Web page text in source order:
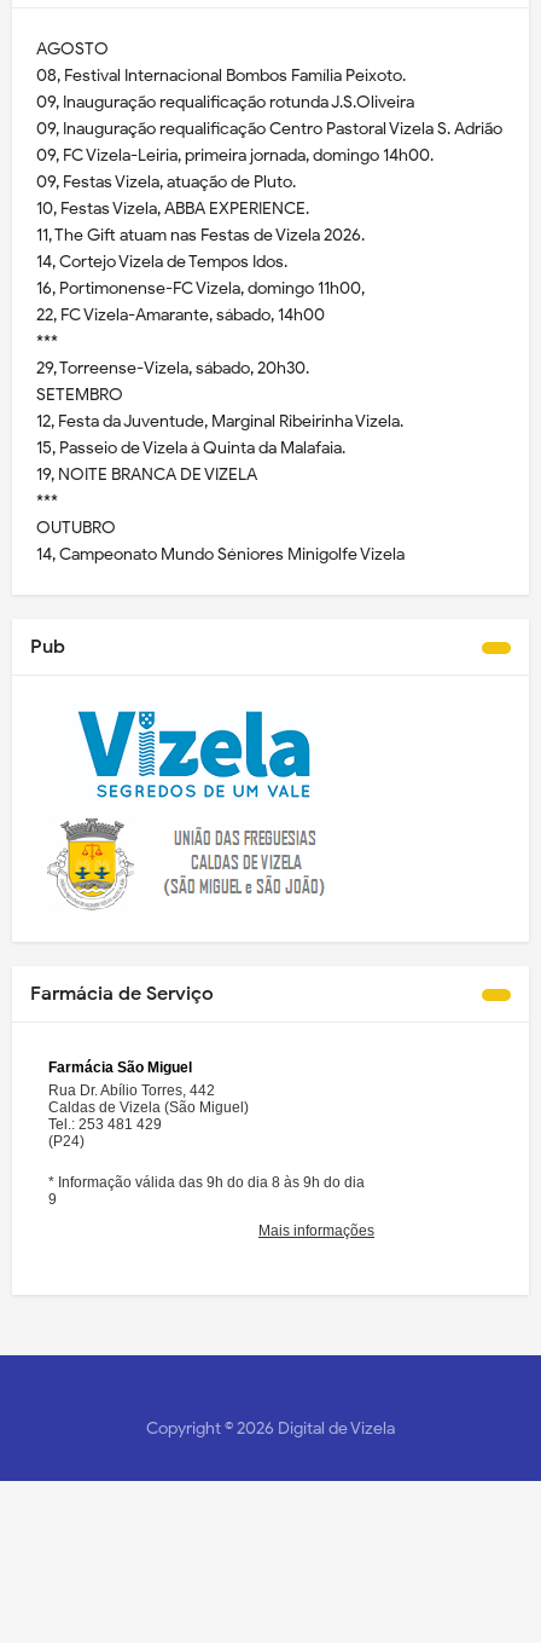
AGOSTO
08, Festival Internacional Bombos Família Peixoto.
09, Inauguração requalificação rotunda J.S.Oliveira
09, Inauguração requalificação Centro Pastoral Vizela S. Adrião
09, FC Vizela-Leiria, primeira jornada, domingo 14h00.
09, Festas Vizela, atuação de Pluto.
10, Festas Vizela, ABBA EXPERIENCE.
11, The Gift atuam nas Festas de Vizela 2026.
14, Cortejo Vizela de Tempos Idos.
16, Portimonense-FC Vizela, domingo 11h00,
22, FC Vizela-Amarante, sábado, 14h00
***
29, Torreense-Vizela, sábado, 20h30.
SETEMBRO
12, Festa da Juventude, Marginal Ribeirinha Vizela.
15, Passeio de Vizela à Quinta da Malafaia.
19, NOITE BRANCA DE VIZELA
***
OUTUBRO
14, Campeonato Mundo Séniores Minigolfe Vizela
Pub
Farmácia de Serviço
Copyright ©2026 Digital de Vizela